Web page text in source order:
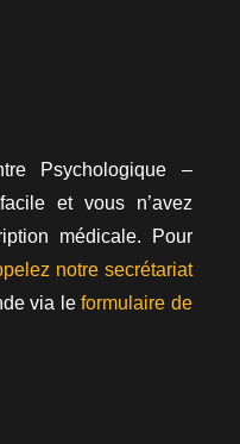
Psychologique –
et vous n’avez
médicale. Pour
notre secrétariat
via leformulaire de